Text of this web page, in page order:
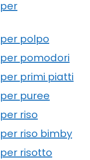
polpo
pomodori
primi piatti
puree
riso
riso bimby
risotto